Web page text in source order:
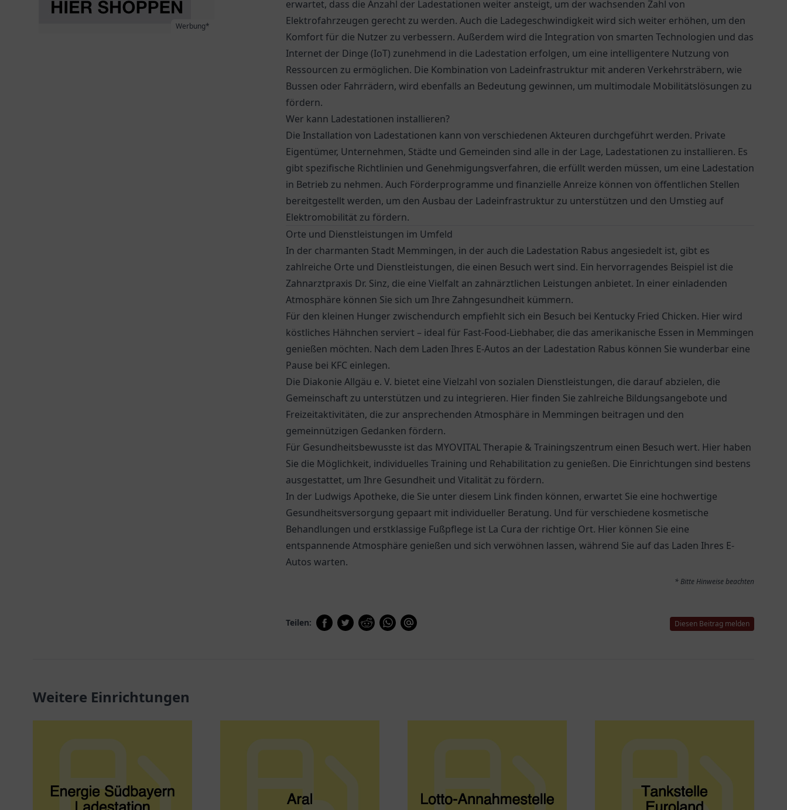
Werbung*
erwartet, dass die Anzahl der Ladestationen weiter ansteigt, um der wachsenden Zahl von
Elektrofahrzeugen gerecht zu werden. Auch die Ladegeschwindigkeit wird sich weiter erhöhen, um den
Komfort für die Nutzer zu verbessern. Außerdem wird die Integration von smarten Technologien und das
Internet der Dinge (IoT) zunehmend in die Ladestation erfolgen, um eine intelligentere Nutzung von
Ressourcen zu ermöglichen. Die Kombination von Ladeinfrastruktur mit anderen Verkehrsträbern, wie
Bussen oder Fahrrädern, wird ebenfalls an Bedeutung gewinnen, um multimodale Mobilitätslösungen zu
fördern.
Wer kann Ladestationen installieren?
Die Installation von Ladestationen kann von verschiedenen Akteuren durchgeführt werden. Private
Eigentümer, Unternehmen, Städte und Gemeinden sind alle in der Lage, Ladestationen zu installieren. Es
gibt spezifische Richtlinien und Genehmigungsverfahren, die erfüllt werden müssen, um eine Ladestation
in Betrieb zu nehmen. Auch Förderprogramme und finanzielle Anreize können von öffentlichen Stellen
bereitgestellt werden, um den Ausbau der Ladeinfrastruktur zu unterstützen und den Umstieg auf
Elektromobilität zu fördern.
Orte und Dienstleistungen im Umfeld
In der charmanten Stadt Memmingen, in der auch die Ladestation Rabus angesiedelt ist, gibt es
zahlreiche Orte und Dienstleistungen, die einen Besuch wert sind. Ein hervorragendes Beispiel ist die
Zahnarztpraxis Dr. Sinz, die eine Vielfalt an zahnärztlichen Leistungen anbietet. In einer einladenden
Atmosphäre können Sie sich um Ihre Zahngesundheit kümmern.
Für den kleinen Hunger zwischendurch empfiehlt sich ein Besuch bei Kentucky Fried Chicken. Hier wird
köstliches Hähnchen serviert – ideal für Fast-Food-Liebhaber, die das amerikanische Essen in Memmingen
genießen möchten. Nach dem Laden Ihres E-Autos an der Ladestation Rabus können Sie wunderbar eine
Pause bei KFC einlegen.
Die Diakonie Allgäu e. V. bietet eine Vielzahl von sozialen Dienstleistungen, die darauf abzielen, die
Gemeinschaft zu unterstützen und zu integrieren. Hier finden Sie zahlreiche Bildungsangebote und
Freizeitaktivitäten, die zur ansprechenden Atmosphäre in Memmingen beitragen und den
gemeinnützigen Gedanken fördern.
Für Gesundheitsbewusste ist das MYOVITAL Therapie & Trainingszentrum einen Besuch wert. Hier haben
Sie die Möglichkeit, individuelles Training und Rehabilitation zu genießen. Die Einrichtungen sind bestens
ausgestattet, um Ihre Gesundheit und Vitalität zu fördern.
In der Ludwigs Apotheke, die Sie unter diesem Link finden können, erwartet Sie eine hochwertige
Gesundheitsversorgung gepaart mit individueller Beratung. Und für verschiedene kosmetische
Behandlungen und erstklassige Fußpflege ist La Cura der richtige Ort. Hier können Sie eine
entspannende Atmosphäre genießen und sich verwöhnen lassen, während Sie auf das Laden Ihres E-
Autos warten.
* Bitte Hinweise beachten
Teilen: Diesen Beitrag melden
Weitere Einrichtungen